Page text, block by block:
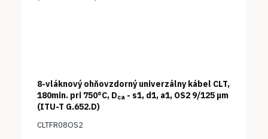
8-vláknový ohňovzdorný univerzálny kábel CLT,
180min. pri 750°C, Dca - s1, d1, a1, OS2 9/125 µm
(ITU-T G.652.D)
CLTFR08OS2